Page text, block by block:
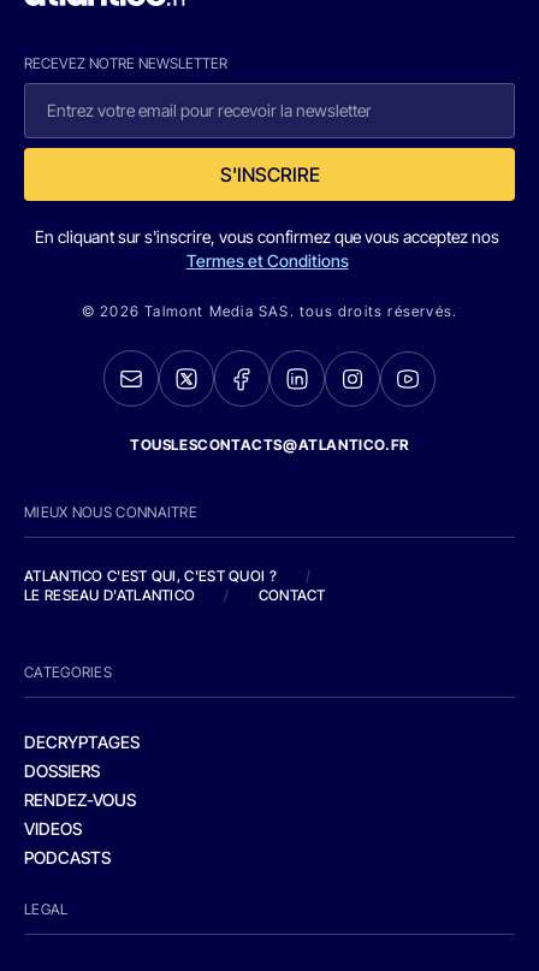
RECEVEZ NOTRE NEWSLETTER
S'INSCRIRE
En cliquant sur s'inscrire, vous confirmez que vous acceptez nos
Termes et Conditions
© 2026 Talmont Media SAS. tous droits réservés.
TOUSLESCONTACTS@ATLANTICO.FR
MIEUX NOUS CONNAITRE
ATLANTICO C'EST QUI, C'EST QUOI ?
/
LE RESEAU D'ATLANTICO
/ CONTACT
CATEGORIES
DECRYPTAGES
DOSSIERS
RENDEZ-VOUS
VIDEOS
PODCASTS
LEGAL